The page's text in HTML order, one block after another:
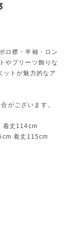
ロ襟・半袖・ロン
やプリーツ飾りな
ットが魅力的なア
がございます。
着丈114cm
着丈115cm